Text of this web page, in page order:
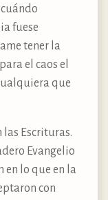
fuese
tener la
el caos el
que
las Escrituras.
Evangelio
en lo que en la
con